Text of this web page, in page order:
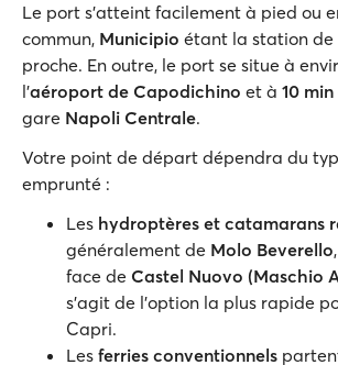
Le port s'atteint facilement à pied ou
commun, Municipio étant la station de
proche. En outre, le port se situe à
l'aéroport de Capodichino et à 10 min
gare Napoli Centrale.
Votre point de départ dépendra du
emprunté :
Les hydroptères et catamarans
généralement de Molo Beverello
face de Castel Nuovo (Maschio
s'agit de l'option la plus rapide
Capri.
Les ferries conventionnels